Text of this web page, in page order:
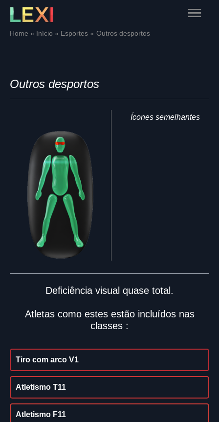
Skip
content
Main
Home Início Esportes Outros desportos
Outros desportos
Ícones semelhantes
Deficiência visual quase total.
Atletas como estes estão incluídos nas
classes :
Tiro com arco V1
Atletismo T11
Atletismo F11